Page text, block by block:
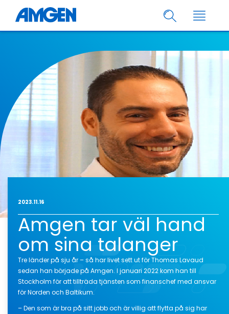
2023.11.16
Amgen tar väl hand
om sina talanger
Tre länder på sju år – så har livet sett ut för Thomas Lavaud
sedan han började på Amgen. I januari 2022 kom han till
Stockholm för att tillträda tjänsten som finanschef med ansvar
för Norden och Baltikum.
– Den som är bra på sitt jobb och är villig att flytta på sig har